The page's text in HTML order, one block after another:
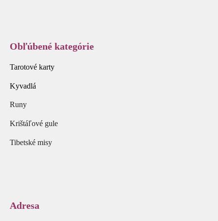
Obľúbené kategórie
Tarotové karty
Kyvadlá
Runy
Krištáľové gule
Tibetské misy
Adresa